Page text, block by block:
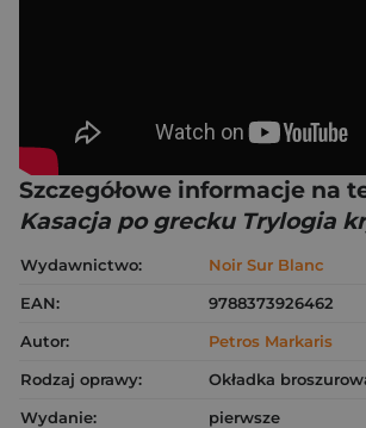
Szczegółowe informacje na
Kasacja po grecku Trylogia
Wydawnictwo:
Noir Sur Blanc
EAN:
9788373926462
Autor:
Petros Markaris
Rodzaj oprawy:
Okładka
Wydanie:
pierwsze